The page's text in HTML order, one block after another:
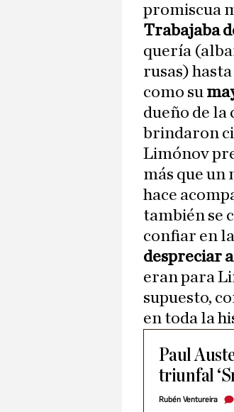
promiscua
Trabajaba
quería
rusas)
como su
dueño de la
brindaron
Limónov
más que un
hace
también se
confiar en
despreciar
eran para
supuesto,
en toda la
Paul
triunfal
Rubén Ventureira